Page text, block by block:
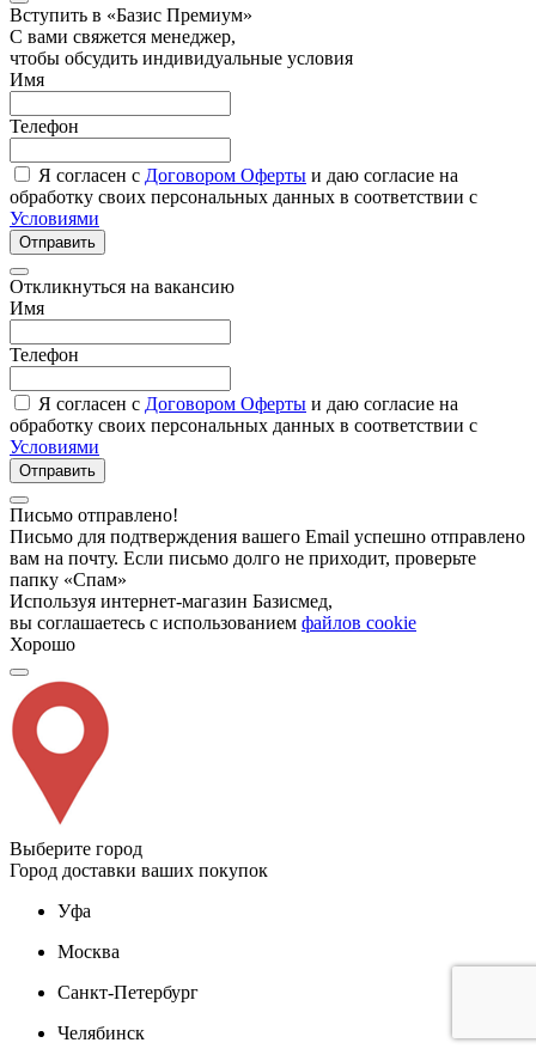
Вступить в «Базис Премиум»
С вами свяжется менеджер,
чтобы обсудить индивидуальные условия
Имя
Телефон
Я согласен с Договором Оферты и даю согласие на
обработку своих персональных данных в соответствии с
Условиями
Отправить
Откликнуться на вакансию
Имя
Телефон
Я согласен с Договором Оферты и даю согласие на
обработку своих персональных данных в соответствии с
Условиями
Отправить
Письмо отправлено!
Письмо для подтверждения вашего Email успешно отправлено
вам на почту. Если письмо долго не приходит, проверьте
папку «Спам»
Используя интернет-магазин Базисмед,
вы соглашаетесь с использованием файлов cookie
Хорошо
Выберите город
Город доставки ваших покупок
Уфа
Москва
Санкт-Петербург
Челябинск